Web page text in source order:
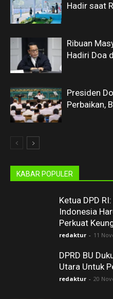
Hadir saat
Ribuan
Hadiri Doa
Presiden
Perbaikan,
KABAR POPULER
Ketua DPD
Indonesia
Perkuat
redaktur - 11
DPRD BU
Utara Untuk
redaktur - 20